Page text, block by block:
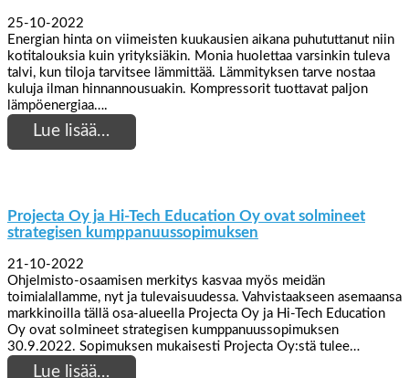
25-10-2022
Energian hinta on viimeisten kuukausien aikana puhututtanut niin
kotitalouksia kuin yrityksiäkin. Monia huolettaa varsinkin tuleva
talvi, kun tiloja tarvitsee lämmittää. Lämmityksen tarve nostaa
kuluja ilman hinnannousuakin. Kompressorit tuottavat paljon
lämpöenergiaa….
Lue lisää…
Projecta Oy ja Hi-Tech Education Oy ovat solmineet
strategisen kumppanuussopimuksen
21-10-2022
Ohjelmisto-osaamisen merkitys kasvaa myös meidän
toimialallamme, nyt ja tulevaisuudessa. Vahvistaakseen asemaansa
markkinoilla tällä osa-alueella Projecta Oy ja Hi-Tech Education
Oy ovat solmineet strategisen kumppanuussopimuksen
30.9.2022. Sopimuksen mukaisesti Projecta Oy:stä tulee…
Lue lisää…